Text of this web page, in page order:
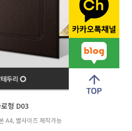
형 D03
A4, 별사이즈 제작가능